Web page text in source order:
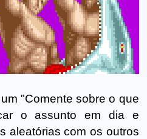
"Comente sobre o que
o assunto em dia e
aleatórias com os outros